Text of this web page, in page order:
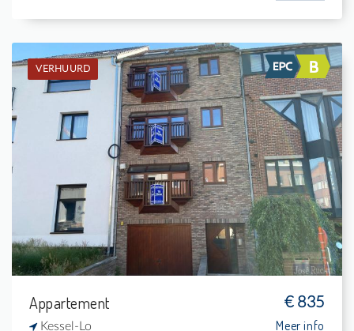
VERHUURD
Verhuurd: Appartement
1
-
1
63 m²
Appartement € 835
Kessel-Lo Meer info